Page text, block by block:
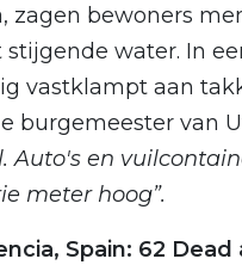
zagen bewoners
stijgende water. In
vastklampt aan
burgemeester van
Auto's en
meter hoog”.
Spain: 62